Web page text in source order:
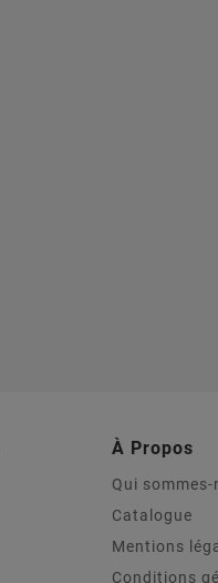
À Propos
Qui sommes-
Catalogue
Mentions
Conditions